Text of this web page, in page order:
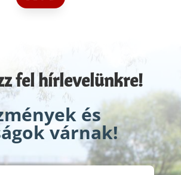
fel hírlevelünkre!
és
várnak!